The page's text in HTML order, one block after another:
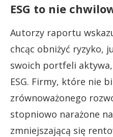
ESG to nie
Autorzy raportu
chcąc obniżyć ryzyko,
swoich portfeli
ESG. Firmy, które nie
zrównoważonego
stopniowo narażone
zmniejszającą się